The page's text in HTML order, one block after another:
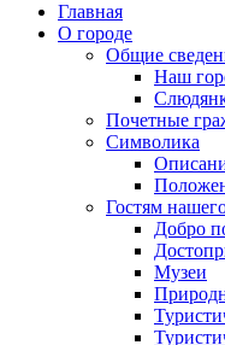
Главная
О городе
Общие
Наш
Почетные
Символика
Гостям
Добро
Музеи